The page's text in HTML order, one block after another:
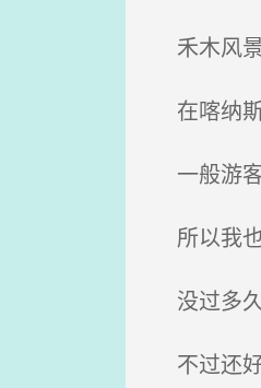
禾木风景
在喀纳斯
一般游客
所以我
没过多久
不过还好